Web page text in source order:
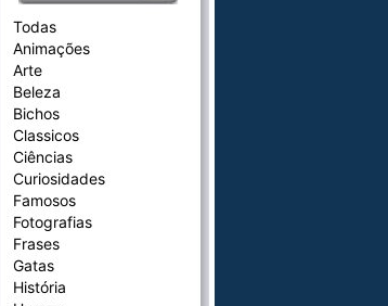
Todas
Animações
Arte
Beleza
Bichos
Classicos
Ciências
Curiosidades
Famosos
Fotografias
Frases
Gatas
História